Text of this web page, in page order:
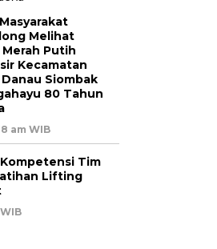
Melihat
Putih
Kecamatan
Siombak
80 Tahun
am WIB
Tim
Lifting